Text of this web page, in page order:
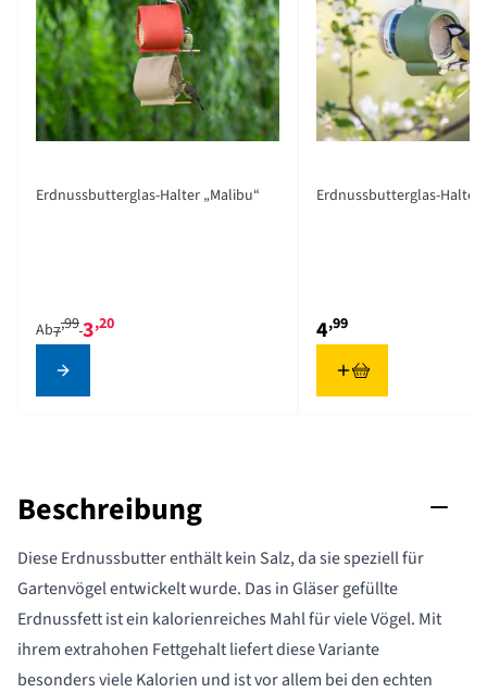
Erdnussbutterglas-Halter „Malibu“
Ab7,993,20
Konfigurieren
Erdnussbutterglas-Halter
4,99
Beschreibung
Diese Erdnussbutter enthält kein Salz, da sie speziell für
Gartenvögel entwickelt wurde. Das in Gläser gefüllte
Erdnussfett ist ein kalorienreiches Mahl für viele Vögel. Mit
ihrem extrahohen Fettgehalt liefert diese Variante
besonders viele Kalorien und ist vor allem bei den echten